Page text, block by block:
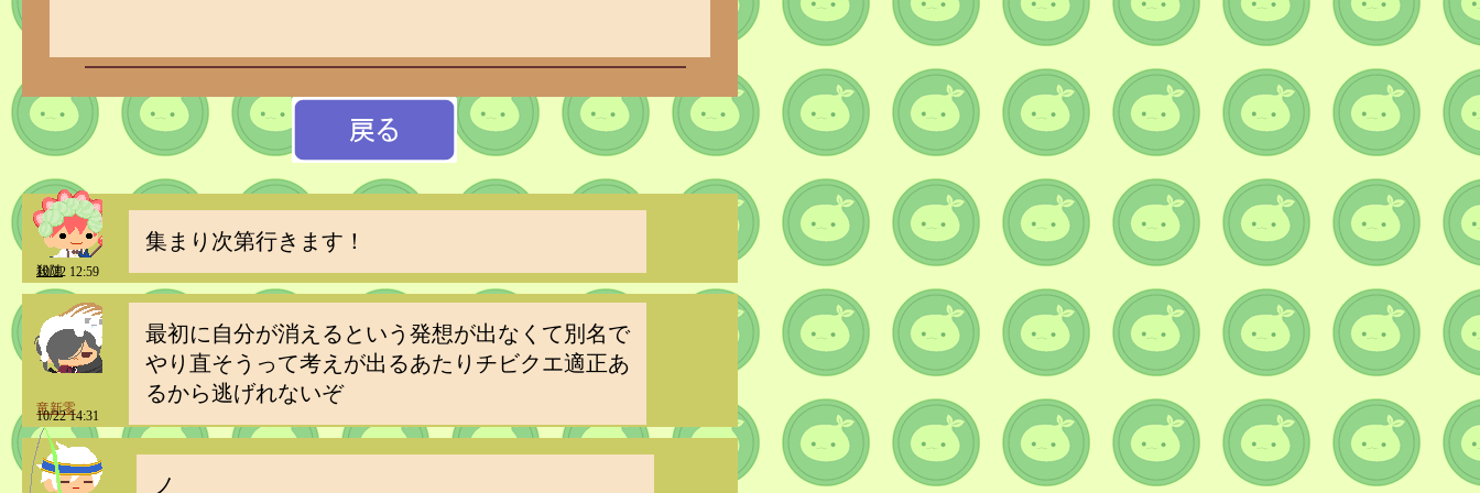
集まり次第行きます！
殺陣
10/22 12:59
最初に自分が消えるという発想が出なくて別名で
やり直そうって考えが出るあたりチビクエ適正あ
るから逃げれないぞ
竜新零
10/22 14:31
ノ